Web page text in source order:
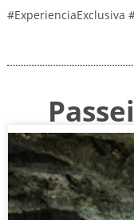
#ExperienciaExclusiva